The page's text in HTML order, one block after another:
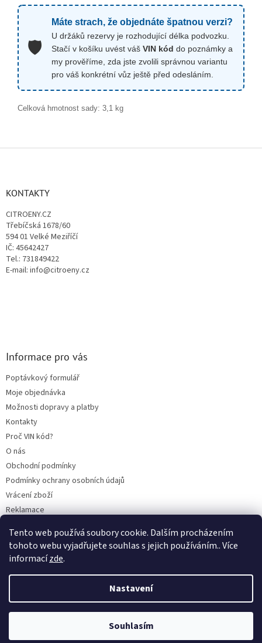
Tento web používá soubory cookie. Dalším procházením
tohoto webu vyjadřujete souhlas s jejich používáním.. Více
informacízde.
Nastavení
Souhlasím
🛡️
Máte strach, že objednáte špatnou verzi?
U držáků rezervy je rozhodující délka podvozku.
Stačí v košíku uvést váš VIN kód do poznámky a
my prověříme, zda jste zvolili správnou variantu
pro váš konkrétní vůz ještě před odesláním.
Celková hmotnost sady: 3,1 kg
KONTAKTY
CITROENY.CZ
Třebíčská 1678/60
594 01 Velké Meziříčí
IČ: 45642427
Tel.: 731849422
E-mail: info@citroeny.cz
Informace pro vás
Poptávkový formulář
Moje objednávka
Možnosti dopravy a platby
Kontakty
Proč VIN kód?
O nás
Obchodní podmínky
Podmínky ochrany osobních údajů
Vrácení zboží
Reklamace
BLOG
Vytvořil Shoptet
CITROENY.CZ. Všechna práva vyhrazena.